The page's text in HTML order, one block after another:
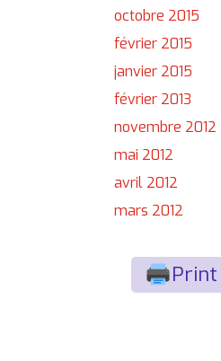
octobre 2015
février 2015
janvier 2015
février 2013
novembre 2012
mai 2012
avril 2012
mars 2012
Print